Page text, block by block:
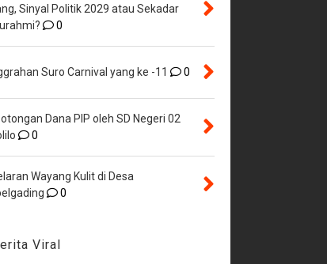
Sinyal Politik 2029 atau Sekadar
0
Suro Carnival yang ke -11 0
Dana PIP oleh SD Negeri 02
0
Wayang Kulit di Desa
0
Viral